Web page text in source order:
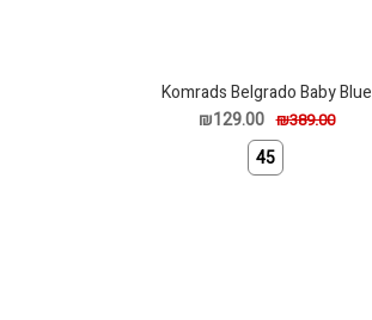
Komrads Belgrado Baby Blue
₪389.00
₪129.00
45